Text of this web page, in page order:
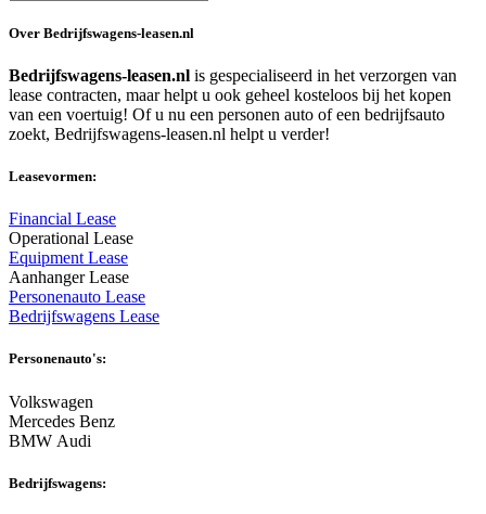
Over Bedrijfswagens-leasen.nl
Bedrijfswagens-leasen.nl is gespecialiseerd in het verzorgen van
lease contracten, maar helpt u ook geheel kosteloos bij het kopen
van een voertuig! Of u nu een personen auto of een bedrijfsauto
zoekt, Bedrijfswagens-leasen.nl helpt u verder!
Leasevormen:
Financial Lease
Operational Lease
Equipment Lease
Aanhanger Lease
Personenauto Lease
Bedrijfswagens Lease
Personenauto's:
Volkswagen
Mercedes Benz
BMW Audi
Bedrijfswagens: